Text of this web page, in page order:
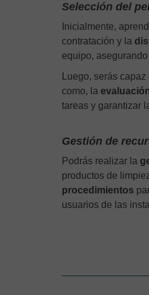
Selección del
Inicialmente,
contratación y la
equipo,
Luego, serás
como, la
tareas y garantizar
Gestión de
Podrás realizar la
productos de
procedimientos
usuarios de las